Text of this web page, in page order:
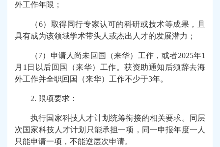
外工作年限；
（6）取得同行专家认可的科研或技术等成果，且
具有成为该领域学术带头人或杰出人才的发展潜力；
（7）申请人尚未回国（来华）工作，或者2025年1
月1日以后回国（来华）工作。获资助通知后须辞去海
外工作并全职回国（来华）工作不少于3年。
2. 限项要求：
执行国家科技人才计划统筹衔接的相关要求。同层
次国家科技人才计划只能承担一项，同一申报年度一人
只能申请一项，不能逆层次申请。